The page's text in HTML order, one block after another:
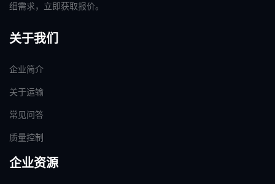
细需求，立即获取报价。
关于我们
企业简介
关于运输
常见问答
质量控制
企业资源